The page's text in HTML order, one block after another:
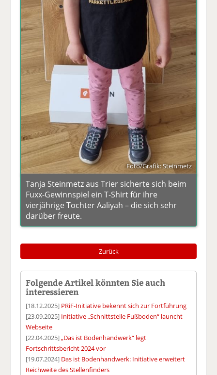
Foto/Grafik: Steinmetz
Tanja Steinmetz aus Trier sicherte sich beim
Fuxx-Gewinnspiel ein T-Shirt für ihre
vierjährige Tochter Aaliyah – die sich sehr
darüber freute.
Zurück
Folgende Artikel könnten Sie auch
interessieren
[18.12.2025] PRiF-Initiative bekennt sich zur Fortführung
[23.09.2025] Initiative „Schnittstelle Fußboden“ launcht
Webseite
[22.04.2025]„Das ist Bodenhandwerk“ legt
Fortschrittsbericht 2024 vor
[19.07.2024] Das ist Bodenhandwerk: Initiative erweitert
Reichweite des Stellenfinders